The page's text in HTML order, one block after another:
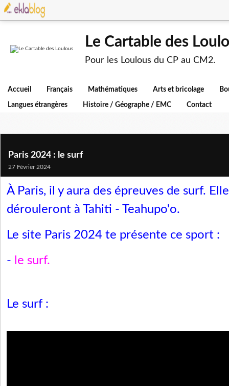
Le Cartable des
Pour les Loulous du CP au CM2.
Accueil Français Mathématiques Arts et bricolage
Langues étrangères Histoire / Géographe / EMC Contact
Paris 2024 : le surf
27 Février 2024
À Paris, il y aura des épreuves de surf.
dérouleront à Tahiti - Teahupo'o.
Le site Paris 2024 te présente ce sport :
- le surf.
Le surf :